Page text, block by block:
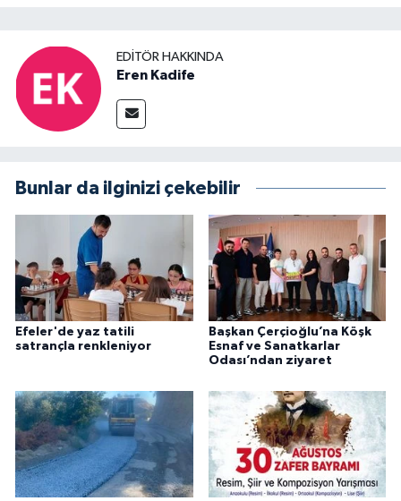
EDITÖR HAKKINDA
Eren Kadife
Bunlar da ilginizi çekebilir
Efeler'de yaz tatili
satrançla renkleniyor
Başkan Çerçioğlu’na Köşk
Esnaf ve Sanatkarlar
Odası’ndan ziyaret